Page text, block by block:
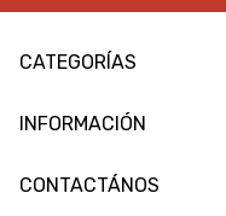
CATEGORÍAS
INFORMACIÓN
CONTACTÁNOS